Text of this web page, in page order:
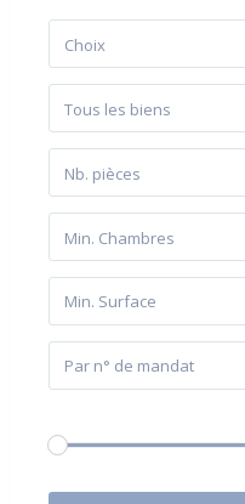
Choix
Tous les biens
Nb. pièces
Min. Chambres